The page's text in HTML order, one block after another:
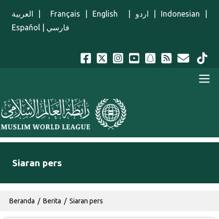
العربية
Français English اردو Indonesian
Español
فارسي
Menu Indonesian
Siaran pers
Breadcrumb
Beranda Berita Siaran pers